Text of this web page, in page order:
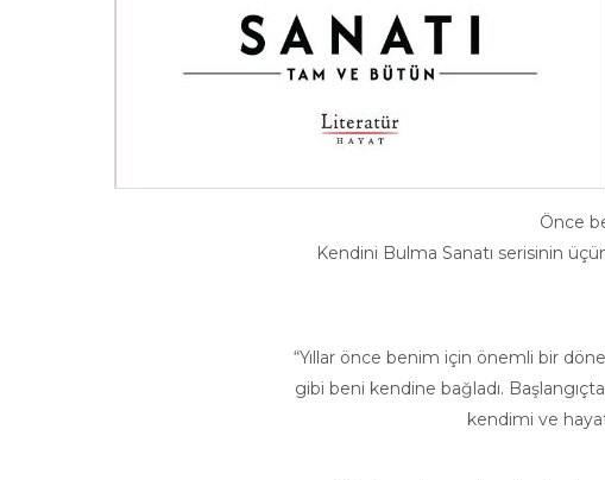
Önce
Kendini Bulma Sanatı serisinin
“Yıllar önce benim için önemli bir
gibi beni kendine bağladı.
kendimi ve